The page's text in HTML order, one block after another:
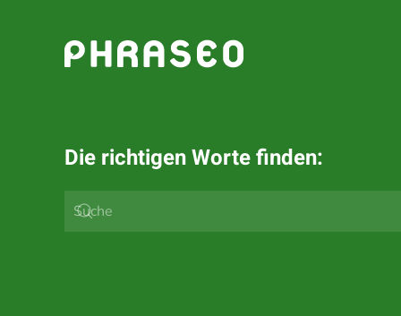
Zum Hauptinhalt springen
Die richtigen Worte finden: